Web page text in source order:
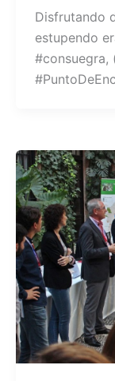
Disfrutando
estupendo
#consuegra,